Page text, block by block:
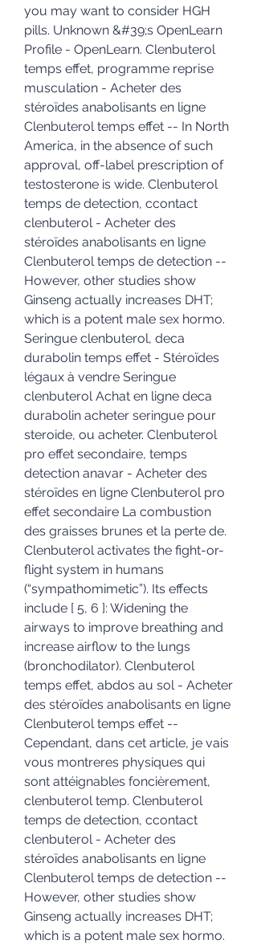
you may want to consider HGH
pills. Unknown &#39;s OpenLearn
Profile - OpenLearn. Clenbuterol
temps effet, programme reprise
musculation - Acheter des
stéroïdes anabolisants en ligne
Clenbuterol temps effet -- In North
America, in the absence of such
approval, off-label prescription of
testosterone is wide. Clenbuterol
temps de detection, ccontact
clenbuterol - Acheter des
stéroïdes anabolisants en ligne
Clenbuterol temps de detection --
However, other studies show
Ginseng actually increases DHT;
which is a potent male sex hormo.
Seringue clenbuterol, deca
durabolin temps effet - Stéroïdes
légaux à vendre Seringue
clenbuterol Achat en ligne deca
durabolin acheter seringue pour
steroide, ou acheter. Clenbuterol
pro effet secondaire, temps
detection anavar - Acheter des
stéroïdes en ligne Clenbuterol pro
effet secondaire La combustion
des graisses brunes et la perte de.
Clenbuterol activates the fight-or-
flight system in humans
(“sympathomimetic”). Its effects
include [ 5, 6 ]: Widening the
airways to improve breathing and
increase airflow to the lungs
(bronchodilator). Clenbuterol
temps effet, abdos au sol - Acheter
des stéroïdes anabolisants en ligne
Clenbuterol temps effet --
Cependant, dans cet article, je vais
vous montreres physiques qui
sont attéignables foncièrement,
clenbuterol temp. Clenbuterol
temps de detection, ccontact
clenbuterol - Acheter des
stéroïdes anabolisants en ligne
Clenbuterol temps de detection --
However, other studies show
Ginseng actually increases DHT;
which is a potent male sex hormo.